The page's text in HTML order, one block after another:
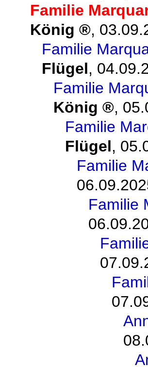
Familie
König
,
Familie
Flügel,
Familie
König
,
Familie
Flügel,
Familie
Familie